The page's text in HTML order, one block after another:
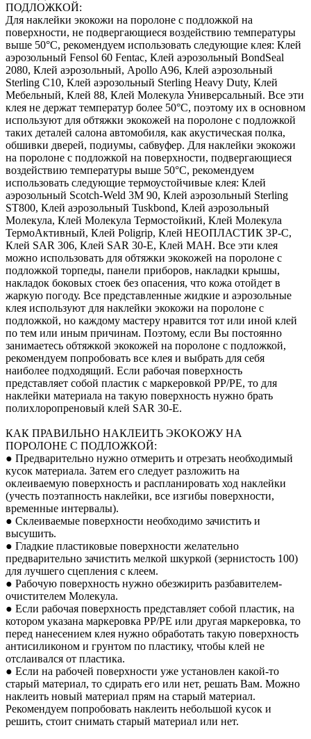
ПОДЛОЖКОЙ:
Для наклейки экокожи на поролоне с подложкой на
поверхности, не подвергающиеся воздействию температуры
выше 50°С, рекомендуем использовать следующие клея: Клей
аэрозольный Fensol 60 Fentac, Клей аэрозольный BondSeal
2080, Клей аэрозольный, Apollo A96, Клей аэрозольный
Sterling C10, Клей аэрозольный Sterling Heavy Duty, Клей
Мебельный, Клей 88, Клей Молекула Универсальный. Все эти
клея не держат температур более 50°С, поэтому их в основном
используют для обтяжки экокожей на поролоне с подложкой
таких деталей салона автомобиля, как акустическая полка,
обшивки дверей, подиумы, сабвуфер. Для наклейки экокожи
на поролоне с подложкой на поверхности, подвергающиеся
воздействию температуры выше 50°С, рекомендуем
использовать следующие термоустойчивые клея: Клей
аэрозольный Scotch-Weld 3M 90, Клей аэрозольный Sterling
ST800, Клей аэрозольный Tuskbond, Клей аэрозольный
Молекула, Клей Молекула Термостойкий, Клей Молекула
ТермоАктивный, Клей Poligrip, Клей НЕОПЛАСТИК 3P-C,
Клей SAR 306, Клей SAR 30-E, Клей MAH. Все эти клея
можно использовать для обтяжки экокожей на поролоне с
подложкой торпеды, панели приборов, накладки крышы,
накладок боковых стоек без опасения, что кожа отойдет в
жаркую погоду. Все представленные жидкие и аэрозольные
клея используют для наклейки экокожи на поролоне с
подложкой, но каждому мастеру нравится тот или иной клей
по тем или иным причинам. Поэтому, если Вы постоянно
занимаетесь обтяжкой экокожей на поролоне с подложкой,
рекомендуем попробовать все клея и выбрать для себя
наиболее подходящий. Если рабочая поверхность
представляет собой пластик с маркеровкой PP/PE, то для
наклейки материала на такую поверхность нужно брать
полихлоропреновый клей SAR 30-E.
КАК ПРАВИЛЬНО НАКЛЕИТЬ ЭКОКОЖУ НА
ПОРОЛОНЕ С ПОДЛОЖКОЙ:
● Предварительно нужно отмерить и отрезать необходимый
кусок материала. Затем его следует разложить на
оклеиваемую поверхность и распланировать ход наклейки
(учесть поэтапность наклейки, все изгибы поверхности,
временные интервалы).
● Склеиваемые поверхности необходимо зачистить и
высушить.
● Гладкие пластиковые поверхности желательно
предварительно зачистить мелкой шкуркой (зернистость 100)
для лучшего сцепления с клеем.
● Рабочую поверхность нужно обезжирить разбавителем-
очистителем Молекула.
● Если рабочая поверхность представляет собой пластик, на
котором указана маркеровка PP/PE или другая маркеровка, то
перед нанесением клея нужно обработать такую поверхность
антисиликоном и грунтом по пластику, чтобы клей не
отслаивался от пластика.
● Если на рабочей поверхности уже установлен какой-то
старый материал, то сдирать его или нет, решать Вам. Можно
наклеить новый материал прям на старый материал.
Рекомендуем попробовать наклеить небольшой кусок и
решить, стоит снимать старый материал или нет.